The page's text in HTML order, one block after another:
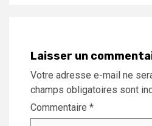
Laisser un
Votre adresse e-mail ne
champs obligatoires sont
Commentaire *